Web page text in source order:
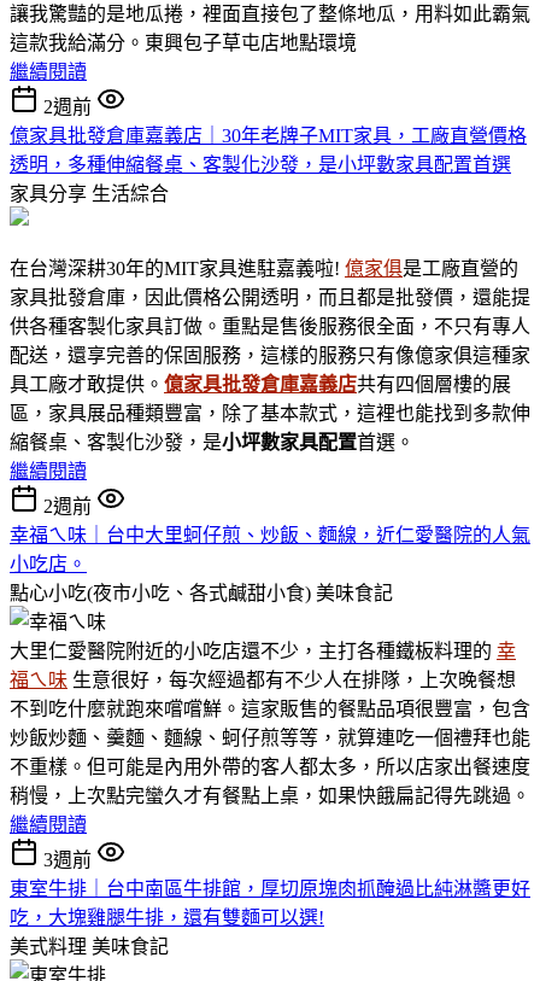
讓我驚豔的是地瓜捲，裡面直接包了整條地瓜，用料如此霸氣
這款我給滿分。東興包子草屯店地點環境
繼續閱讀
2週前
億家具批發倉庫嘉義店｜30年老牌子MIT家具，工廠直營價格
透明，多種伸縮餐桌、客製化沙發，是小坪數家具配置首選
家具分享 生活綜合
在台灣深耕30年的MIT家具進駐嘉義啦! 億家俱是工廠直營的
家具批發倉庫，因此價格公開透明，而且都是批發價，還能提
供各種客製化家具訂做。重點是售後服務很全面，不只有專人
配送，還享完善的保固服務，這樣的服務只有像億家俱這種家
具工廠才敢提供。 億家具批發倉庫嘉義店共有四個層樓的展
區，家具展品種類豐富，除了基本款式，這裡也能找到多款伸
縮餐桌、客製化沙發，是小坪數家具配置首選。
繼續閱讀
2週前
幸福ㄟ味｜台中大里蚵仔煎、炒飯、麵線，近仁愛醫院的人氣
小吃店。
點心小吃(夜市小吃、各式鹹甜小食) 美味食記
大里仁愛醫院附近的小吃店還不少，主打各種鐵板料理的 幸
福ㄟ味 生意很好，每次經過都有不少人在排隊，上次晚餐想
不到吃什麼就跑來嚐嚐鮮。這家販售的餐點品項很豐富，包含
炒飯炒麵、羹麵、麵線、蚵仔煎等等，就算連吃一個禮拜也能
不重樣。但可能是內用外帶的客人都太多，所以店家出餐速度
稍慢，上次點完蠻久才有餐點上桌，如果快餓扁記得先跳過。
繼續閱讀
3週前
東室牛排｜台中南區牛排館，厚切原塊肉抓醃過比純淋醬更好
吃，大塊雞腿牛排，還有雙麵可以選!
美式料理 美味食記